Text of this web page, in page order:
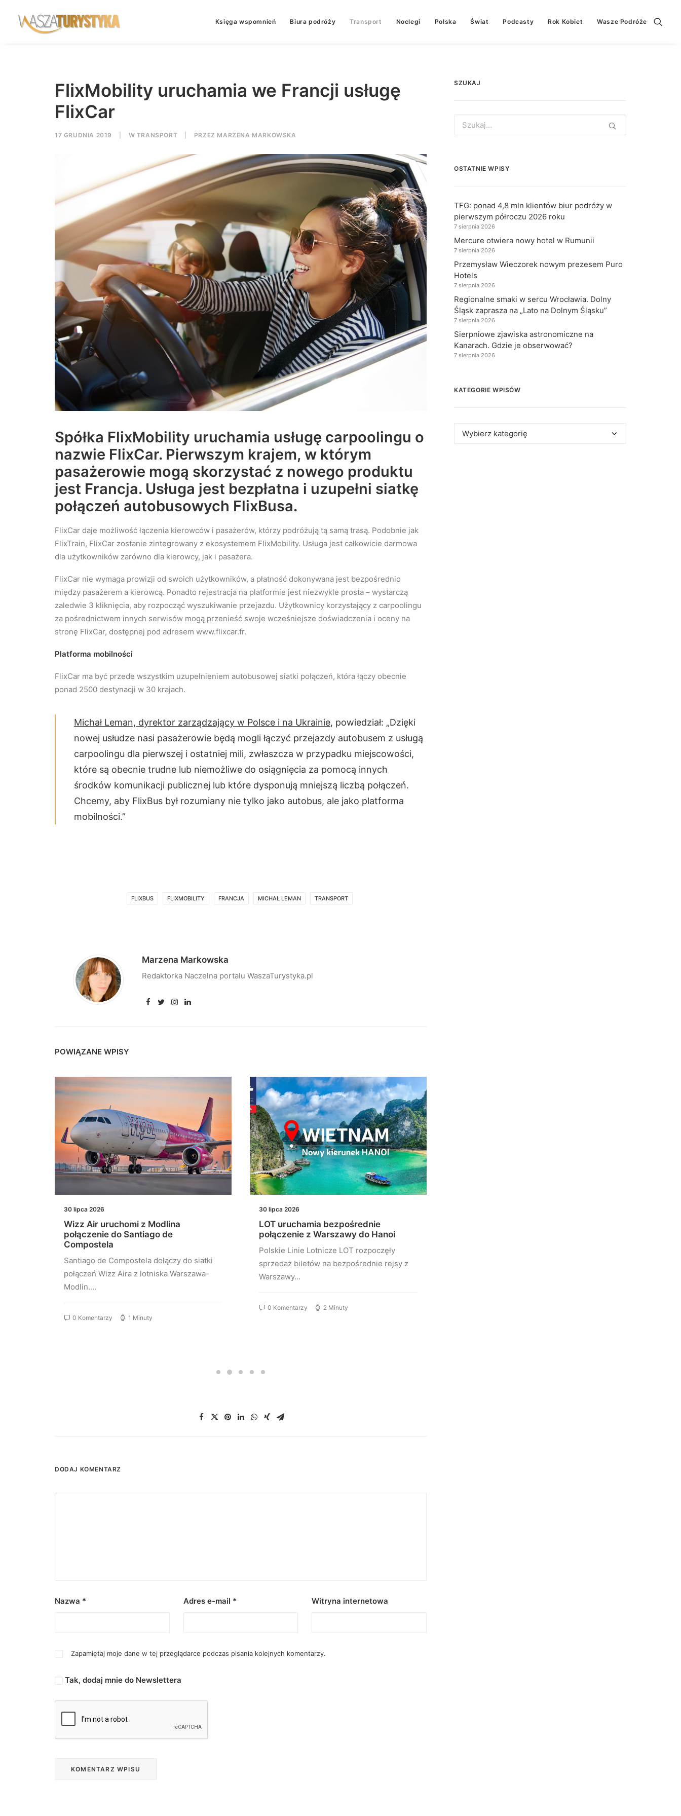
Księga wspomnień Biura podróży Transport Noclegi Polska Świat Podcasty Rok Kobiet Wasze Podróże
FlixMobility uruchamia we Francji usługę
FlixCar
17 GRUDNIA 2019 W TRANSPORT PRZEZ MARZENA MARKOWSKA
Spółka FlixMobility uruchamia usługę carpoolingu o
nazwie FlixCar. Pierwszym krajem, w którym
pasażerowie mogą skorzystać z nowego produktu
jest Francja. Usługa jest bezpłatna i uzupełni siatkę
połączeń autobusowych FlixBusa.
FlixCar daje możliwość łączenia kierowców i pasażerów, którzy podróżują tą samą trasą. Podobnie jak
FlixTrain, FlixCar zostanie zintegrowany z ekosystemem FlixMobility. Usługa jest całkowicie darmowa
dla użytkowników zarówno dla kierowcy, jak i pasażera.
FlixCar nie wymaga prowizji od swoich użytkowników, a płatność dokonywana jest bezpośrednio
między pasażerem a kierowcą. Ponadto rejestracja na platformie jest niezwykle prosta – wystarczą
zaledwie 3 kliknięcia, aby rozpocząć wyszukiwanie przejazdu. Użytkownicy korzystający z carpoolingu
za pośrednictwem innych serwisów mogą przenieść swoje wcześniejsze doświadczenia i oceny na
stronę FlixCar, dostępnej pod adresem www.flixcar.fr.
Platforma mobilności
FlixCar ma być przede wszystkim uzupełnieniem autobusowej siatki połączeń, która łączy obecnie
ponad 2500 destynacji w 30 krajach.
Michał Leman, dyrektor zarządzający w Polsce i na Ukrainie, powiedział: „Dzięki
nowej usłudze nasi pasażerowie będą mogli łączyć przejazdy autobusem z usługą
carpoolingu dla pierwszej i ostatniej mili, zwłaszcza w przypadku miejscowości,
które są obecnie trudne lub niemożliwe do osiągnięcia za pomocą innych
środków komunikacji publicznej lub które dysponują mniejszą liczbą połączeń.
Chcemy, aby FlixBus był rozumiany nie tylko jako autobus, ale jako platforma
mobilności.”
FLIXBUS FLIXMOBILITY FRANCJA MICHAŁ LEMAN TRANSPORT
Marzena Markowska
Redaktorka Naczelna portalu WaszaTurystyka.pl
POWIĄZANE WPISY
30 lipca 2026
Wizz Air uruchomi z Modlina
połączenie do Santiago de
Compostela
Santiago de Compostela dołączy do siatki
połączeń Wizz Aira z lotniska Warszawa-
Modlin.…
0 Komentarzy 1 Minuty
30 lipca 2026
LOT uruchamia bezpośrednie
połączenie z Warszawy do Hanoi
Polskie Linie Lotnicze LOT rozpoczęły
sprzedaż biletów na bezpośrednie rejsy z
Warszawy…
0 Komentarzy 2 Minuty
DODAJ KOMENTARZ
Nazwa * Adres e-mail * Witryna internetowa
Zapamiętaj moje dane w tej przeglądarce podczas pisania kolejnych komentarzy.
Tak, dodaj mnie do Newslettera
SZUKAJ
for:
OSTATNIE WPISY
TFG: ponad 4,8 mln klientów biur podróży w
pierwszym półroczu 2026 roku
7 sierpnia 2026
Mercure otwiera nowy hotel w Rumunii
7 sierpnia 2026
Przemysław Wieczorek nowym prezesem Puro
Hotels
7 sierpnia 2026
Regionalne smaki w sercu Wrocławia. Dolny
Śląsk zaprasza na „Lato na Dolnym Śląsku”
7 sierpnia 2026
Sierpniowe zjawiska astronomiczne na
Kanarach. Gdzie je obserwować?
7 sierpnia 2026
KATEGORIE WPISÓW
Kategorie